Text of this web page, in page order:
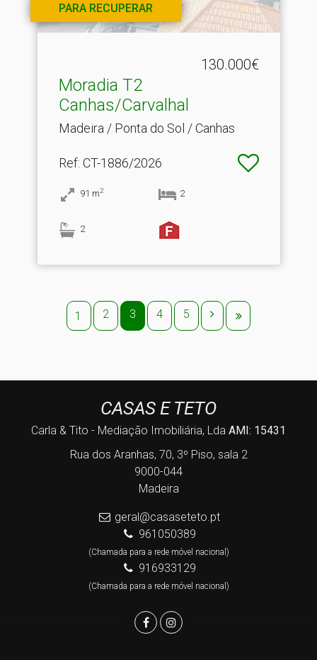
PARA RECUPERAR
130.000€
Moradia T2
Canhas/Carvalhal
Madeira / Ponta do Sol / Canhas
Ref: CT-1886/2026
91 m2 2
2
1 2 3 4 5
CASAS E TETO
Carla & Tito - Mediação Imobiliária, Lda AMI: 15431
Rua dos Aranhas, 70, 3º Piso, sala 2
9000-044
Madeira
geral@casaseteto.pt
961050389
(Chamada para a rede móvel nacional)
916933129
(Chamada para a rede móvel nacional)